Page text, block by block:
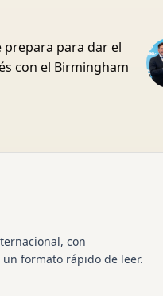
prepara para dar el
con el Birmingham
con
formato rápido de leer.